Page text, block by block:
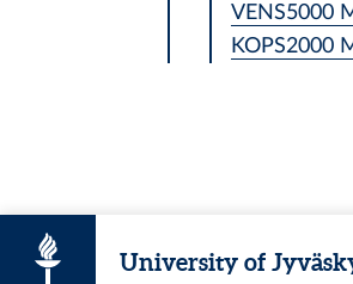
VENS5000
KOPS2000
University of